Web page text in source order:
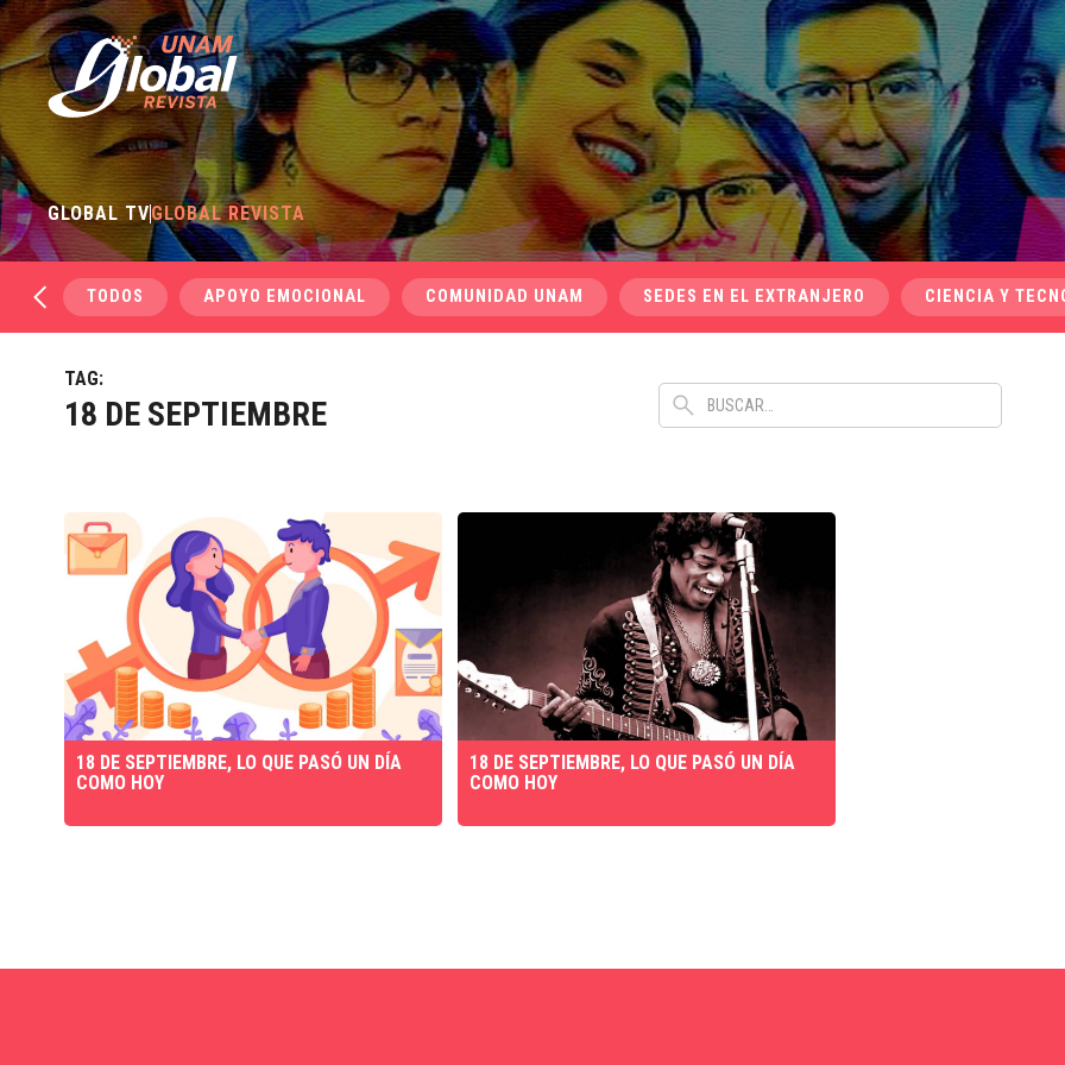
GLOBAL TVGLOBAL REVISTA
TODOS APOYO EMOCIONAL COMUNIDAD UNAM SEDES EN EL EXTRANJERO CIENCIA Y
TAG:
18 DE SEPTIEMBRE
18 DE SEPTIEMBRE, LO QUE PASÓ UN DÍA
COMO HOY
18 DE SEPTIEMBRE, LO QUE PASÓ UN DÍA
COMO HOY